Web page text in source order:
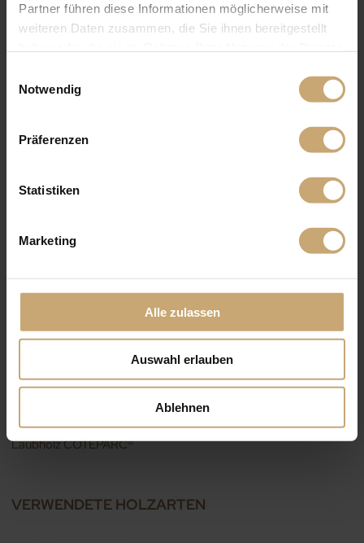
Partner führen diese Informationen möglicherweise mit
weiteren Daten zusammen, die Sie ihnen bereitgestellt
Notwendig
Präferenzen
Statistiken
Marketing
Alle zulassen
Auswahl erlauben
Ablehnen
Terrassendielen aus THT-
Laubholz COTEPARC®
VERWENDETE HOLZARTEN